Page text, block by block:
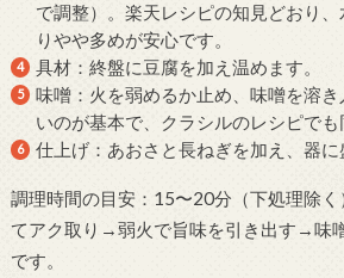
で調整）。楽天レシピの知見どおり
りやや多めが安心です。
具材：終盤に豆腐を加え温めます。
味噌：火を弱めるか止め、味噌を溶
いのが基本で、クラシルのレシピでも
仕上げ：あおさと長ねぎを加え、器に
調理時間の目安：15〜20分（下処理除
てアク取り→弱火で旨味を引き出す→味
です。